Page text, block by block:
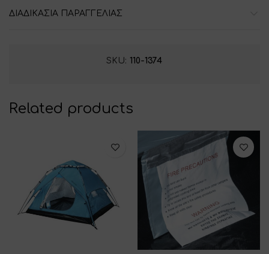
ΔΙΑΔΙΚΑΣΙΑ ΠΑΡΑΓΓΕΛΙΑΣ
SKU: 110-1374
Related products